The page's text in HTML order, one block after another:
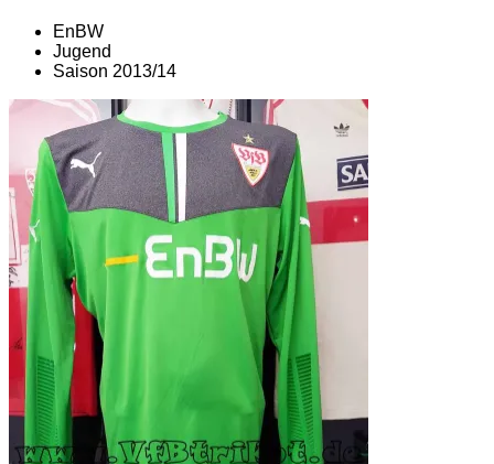
EnBW
Jugend
Saison 2013/14